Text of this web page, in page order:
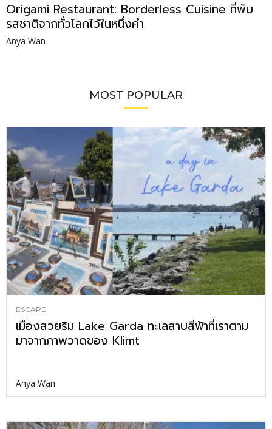
Origami Restaurant: Borderless Cuisine ที่พับ
รสชาติจากทั่วโลกไว้ในหนึ่งคำ
Anya Wan
MOST POPULAR
ESCAPE
เมืองสวยริม Lake Garda ทะเลสาบสีฟ้าที่เราตาม
มาจากภาพวาดของ Klimt
Anya Wan